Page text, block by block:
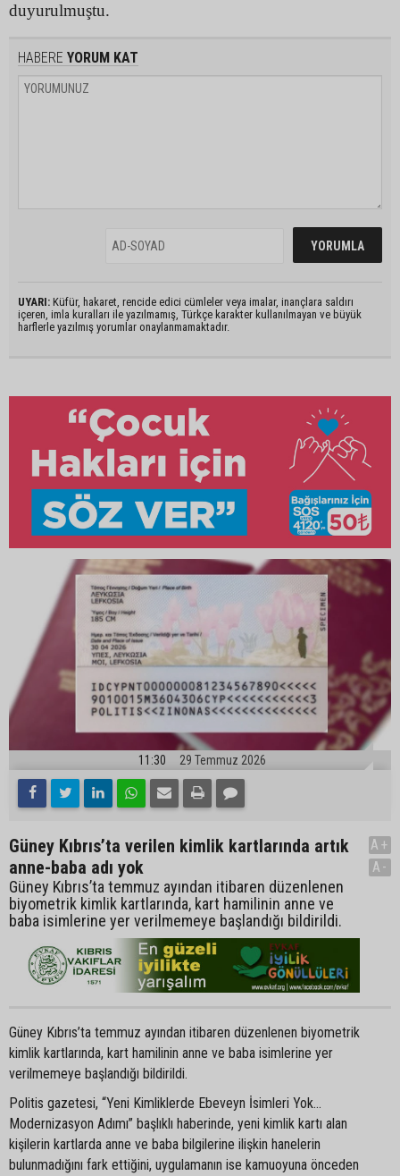
duyurulmuştu.
HABERE YORUM KAT
UYARI: Küfür, hakaret, rencide edici cümleler veya imalar, inançlara saldırı
içeren, imla kuralları ile yazılmamış, Türkçe karakter kullanılmayan ve büyük
harflerle yazılmış yorumlar onaylanmamaktadır.
11:30 29 Temmuz 2026
Güney Kıbrıs’ta verilen kimlik kartlarında artık
anne-baba adı yok
Güney Kıbrıs’ta temmuz ayından itibaren düzenlenen
biyometrik kimlik kartlarında, kart hamilinin anne ve
baba isimlerine yer verilmemeye başlandığı bildirildi.
A+
A-
Güney Kıbrıs’ta temmuz ayından itibaren düzenlenen biyometrik
kimlik kartlarında, kart hamilinin anne ve baba isimlerine yer
verilmemeye başlandığı bildirildi.
Politis gazetesi, “Yeni Kimliklerde Ebeveyn İsimleri Yok…
Modernizasyon Adımı” başlıklı haberinde, yeni kimlik kartı alan
kişilerin kartlarda anne ve baba bilgilerine ilişkin hanelerin
bulunmadığını fark ettiğini, uygulamanın ise kamuoyuna önceden